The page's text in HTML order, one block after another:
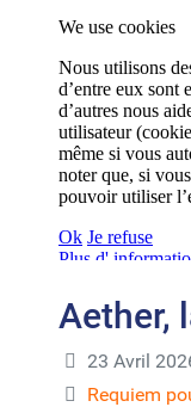
Aether,
23 Avril
Requiem